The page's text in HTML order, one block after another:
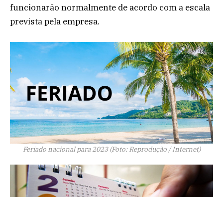
funcionarão normalmente de acordo com a escala
prevista pela empresa.
Feriado nacional para 2023 (Foto: Reprodução / Internet)